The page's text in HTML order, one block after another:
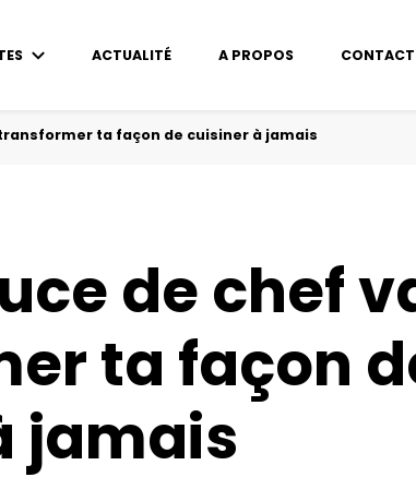
ACTUALITÉ A PROPOS CONTACT
ta façon de cuisiner à jamais
de chef
ta façon
jamais